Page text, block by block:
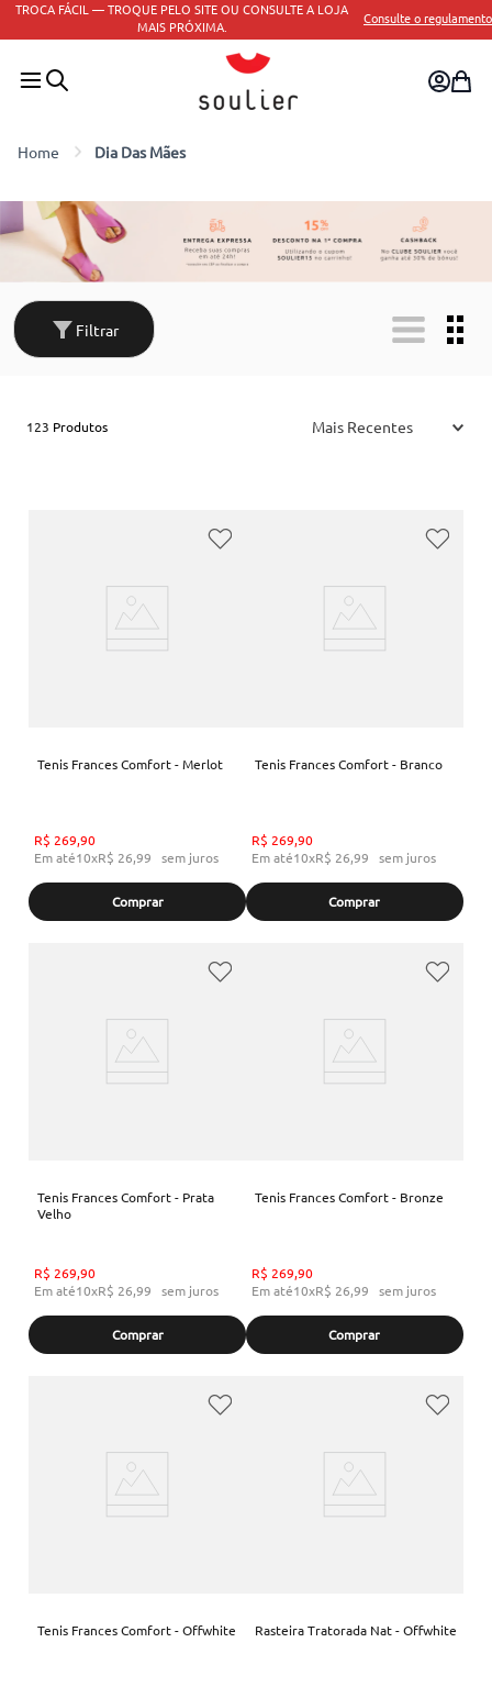
TROCA FÁCIL — TROQUE PELO SITE OU CONSULTE A LOJA
MAIS PRÓXIMA.
Consulte o regulamento
Dia Das Mães
Filtrar
123 Produtos Mais Recentes
Tenis Frances Comfort - Merlot
R$ 269,90
Em até10xR$ 26,99 sem juros
Comprar
Tenis Frances Comfort - Branco
R$ 269,90
Em até10xR$ 26,99 sem juros
Comprar
Tenis Frances Comfort - Prata
Velho
R$ 269,90
Em até10xR$ 26,99 sem juros
Comprar
Tenis Frances Comfort - Bronze
R$ 269,90
Em até10xR$ 26,99 sem juros
Comprar
Tenis Frances Comfort - Offwhite Rasteira Tratorada Nat - Offwhite